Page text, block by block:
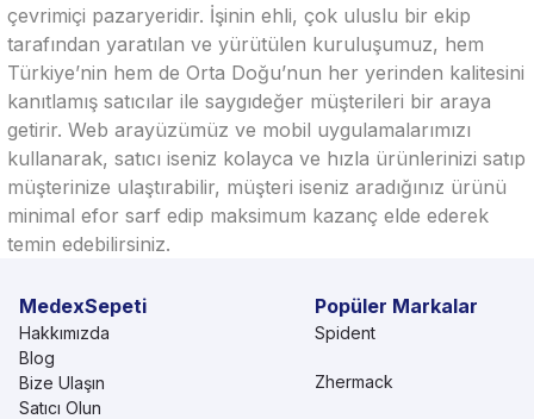
çevrimiçi pazaryeridir. İşinin ehli, çok uluslu bir ekip
tarafından yaratılan ve yürütülen kuruluşumuz, hem
Türkiye’nin hem de Orta Doğu’nun her yerinden kalitesini
kanıtlamış satıcılar ile saygıdeğer müşterileri bir araya
getirir. Web arayüzümüz ve mobil uygulamalarımızı
kullanarak, satıcı iseniz kolayca ve hızla ürünlerinizi satıp
müşterinize ulaştırabilir, müşteri iseniz aradığınız ürünü
minimal efor sarf edip maksimum kazanç elde ederek
temin edebilirsiniz.
MedexSepeti
Hakkımızda
Blog
Bize Ulaşın
Satıcı Olun
Popüler Markalar
Spident
Zhermack